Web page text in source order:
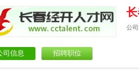
公
司信息 招聘职位